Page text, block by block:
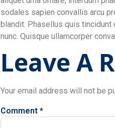
sodales sapien convallis arcu
blandit. Phasellus quis tincidunt
nunc. Quisque ullamcorper
Leave A
Your email address will not be
Comment *